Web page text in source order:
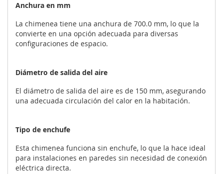
Anchura en mm
La chimenea tiene una anchura de 700.0 mm, lo que la
convierte en una opción adecuada para diversas
configuraciones de espacio.
Diámetro de salida del aire
El diámetro de salida del aire es de 150 mm, asegurando
una adecuada circulación del calor en la habitación.
Tipo de enchufe
Esta chimenea funciona sin enchufe, lo que la hace ideal
para instalaciones en paredes sin necesidad de conexión
eléctrica directa.